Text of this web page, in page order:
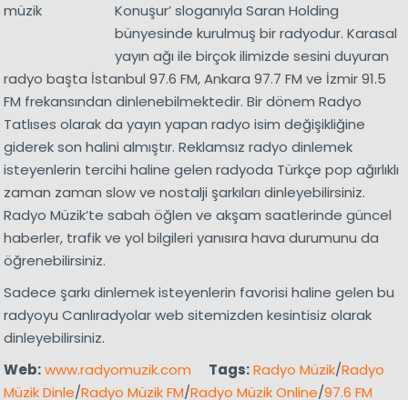
Konuşur’ sloganıyla Saran Holding
bünyesinde kurulmuş bir radyodur. Karasal
yayın ağı ile birçok ilimizde sesini duyuran
radyo başta İstanbul 97.6 FM, Ankara 97.7 FM ve İzmir 91.5
FM frekansından dinlenebilmektedir. Bir dönem Radyo
Tatlıses olarak da yayın yapan radyo isim değişikliğine
giderek son halini almıştır. Reklamsız radyo dinlemek
isteyenlerin tercihi haline gelen radyoda Türkçe pop ağırlıklı
zaman zaman slow ve nostalji şarkıları dinleyebilirsiniz.
Radyo Müzik’te sabah öğlen ve akşam saatlerinde güncel
haberler, trafik ve yol bilgileri yanısıra hava durumunu da
öğrenebilirsiniz.
Sadece şarkı dinlemek isteyenlerin favorisi haline gelen bu
radyoyu Canlıradyolar web sitemizden kesintisiz olarak
dinleyebilirsiniz.
Web:www.radyomuzik.com Tags:Radyo Müzik/Radyo
Müzik Dinle/Radyo Müzik FM/Radyo Müzik Online/97.6 FM